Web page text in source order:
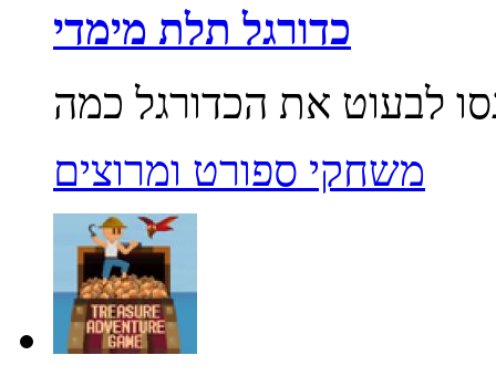
כדורגל תלת מימדי
משחקי ספורט ומרוצים